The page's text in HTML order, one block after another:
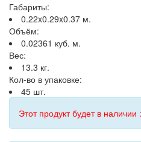
Габариты:
0.22x0.29x0.37 м.
Объём:
0.02361 куб. м.
Вес:
13.3 кг.
Кол-во в упаковке:
45 шт.
Этот продукт будет в